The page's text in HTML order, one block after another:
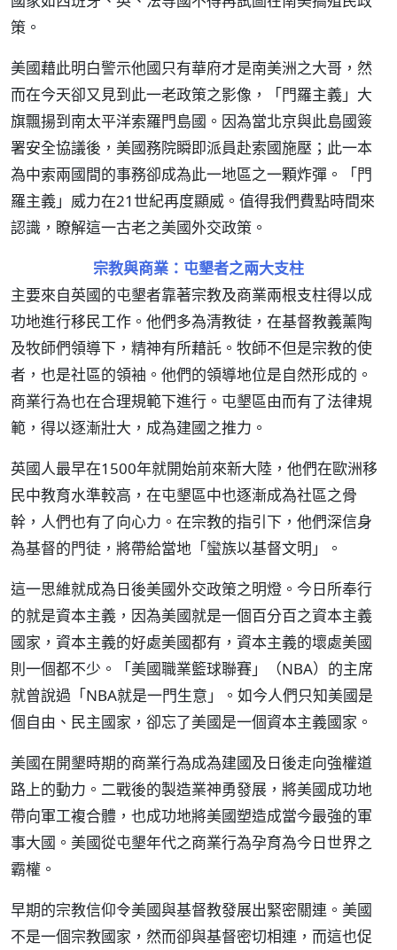
策。
美國藉此明白警示他國只有華府才是南美洲之大哥，然
而在今天卻又見到此一老政策之影像，「門羅主義」大
旗飄揚到南太平洋索羅門島國。因為當北京與此島國簽
署安全協議後，美國務院瞬即派員赴索國施壓；此一本
為中索兩國間的事務卻成為此一地區之一顆炸彈。「門
羅主義」威力在21世紀再度顯威。值得我們費點時間來
認識，瞭解這一古老之美國外交政策。
宗教與商業：屯墾者之兩大支柱
主要來自英國的屯墾者靠著宗教及商業兩根支柱得以成
功地進行移民工作。他們多為清教徒，在基督教義薰陶
及牧師們領導下，精神有所藉託。牧師不但是宗教的使
者，也是社區的領袖。他們的領導地位是自然形成的。
商業行為也在合理規範下進行。屯墾區由而有了法律規
範，得以逐漸壯大，成為建國之推力。
英國人最早在1500年就開始前來新大陸，他們在歐洲移
民中教育水準較高，在屯墾區中也逐漸成為社區之骨
幹，人們也有了向心力。在宗教的指引下，他們深信身
為基督的門徒，將帶給當地「蠻族以基督文明」。
這一思維就成為日後美國外交政策之明燈。今日所奉行
的就是資本主義，因為美國就是一個百分百之資本主義
國家，資本主義的好處美國都有，資本主義的壞處美國
則一個都不少。「美國職業籃球聯賽」（NBA）的主席
就曾說過「NBA就是一門生意」。如今人們只知美國是
個自由、民主國家，卻忘了美國是一個資本主義國家。
美國在開墾時期的商業行為成為建國及日後走向強權道
路上的動力。二戰後的製造業神勇發展，將美國成功地
帶向軍工複合體，也成功地將美國塑造成當今最強的軍
事大國。美國從屯墾年代之商業行為孕育為今日世界之
霸權。
早期的宗教信仰令美國與基督教發展出緊密關連。美國
不是一個宗教國家，然而卻與基督密切相連，而這也促